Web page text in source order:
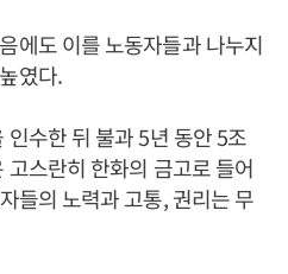
에도 이를 노동자들과 나누지
였다.
수한 뒤 불과 5년 동안 5조
스란히 한화의 금고로 들어
들의 노력과 고통, 권리는 무